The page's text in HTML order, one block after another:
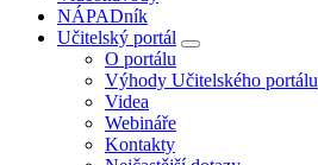
NÁPADník
Učitelský portál
O portálu
Výhody Učitelského portálu
Videa
Webináře
Kontakty